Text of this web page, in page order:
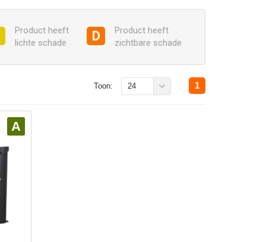
Product heeft
lichte schade
D
Product heeft
zichtbare schade
1
Toon: 24
A